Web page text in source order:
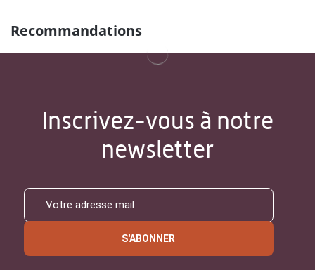
Recommandations
Inscrivez-vous à notre
newsletter
S'ABONNER